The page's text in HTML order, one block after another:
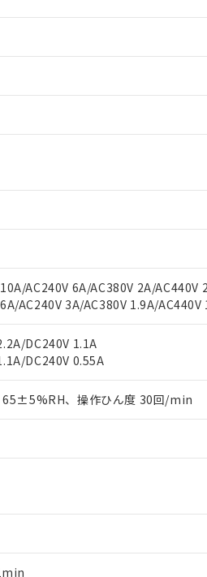
AC240V 6A/AC380V 2A/AC440V
AC240V 3A/AC380V 1.9A/AC440V
DC240V 1.1A
DC240V 0.55A
、操作ひん度 30回/min
えご利用ください。
取扱商品の当社在庫状況および標
は、本サービスの対象外となる商品
は、記載している更新日時点での
お客様のお取引先、またはお客様担
社の事前の承諾なく第三者に漏洩ま
サービス）をご利用いただくには
非含有に対応した製品に切り替える
）の非含有に非対応の商品で、対応
）の非含有の対応状況を調査中また
、有害物質有無と関係のない商品です
、 カドミウム(Cd) 100ppm以下、
ェニル類(PBB) 1000ppm以下、ポリ臭化ジフ
DOP) 1000ppm以下、フタル酸ブチルベンジル
ル (DIBP) 1000ppm以下
対する適用除外項目は除く。
える意図的な使用がないことを確認していま
定月が前後することがあります。
の基準値以下であることを示しま
の基準値を超えていることを示
お問い合わせください。
ドミウム) : 100ppm、
る場合は、日本国政府の輸出許可(
。
、完全に破砕するなど、違法に輸出
イル、化学兵器、生物兵器またはそ
売する場合は、上記1、2および3の内
り
ついては、お客様のお取引先、また